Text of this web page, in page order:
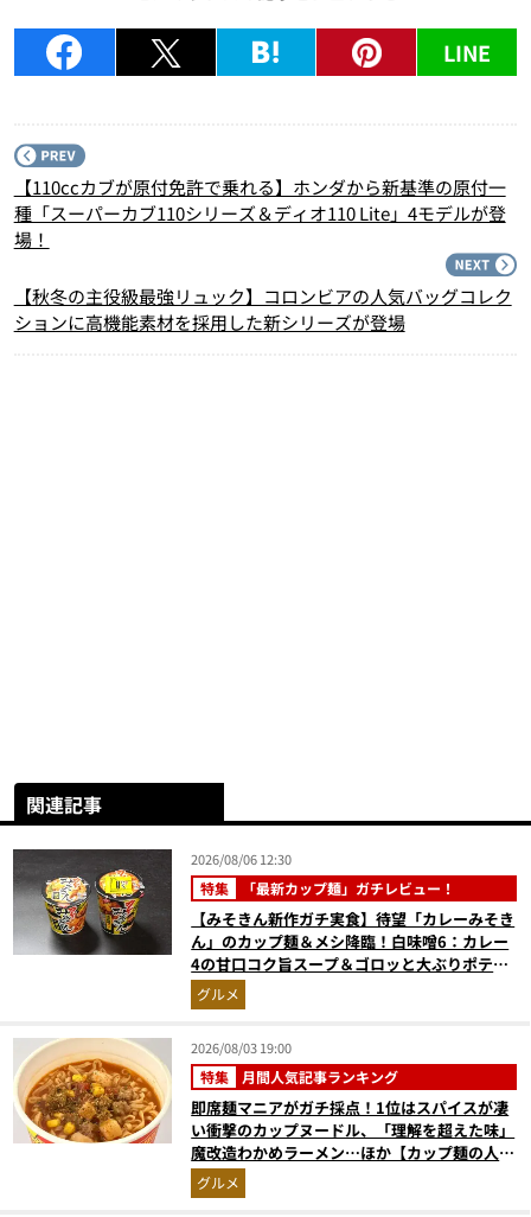
LINE
【110ccカブが原付免許で乗れる】ホンダから新基準の原付一
種「スーパーカブ110シリーズ＆ディオ110 Lite」4モデルが登
場！
【秋冬の主役級最強リュック】コロンビアの人気バッグコレク
ションに高機能素材を採用した新シリーズが登場
関連記事
2026/08/06 12:30
特集 「最新カップ麺」ガチレビュー！
【みそきん新作ガチ実食】待望「カレーみそき
ん」のカップ麺＆メシ降臨！白味噌6：カレー
4の甘口コク旨スープ＆ゴロッと大ぶりポテト
に歓喜
グルメ
2026/08/03 19:00
特集 月間人気記事ランキング
即席麺マニアがガチ採点！1位はスパイスが凄
い衝撃のカップヌードル、「理解を超えた味」
魔改造わかめラーメン…ほか【カップ麺の人気
記事ランキングベスト3】（2026年6月版）
グルメ